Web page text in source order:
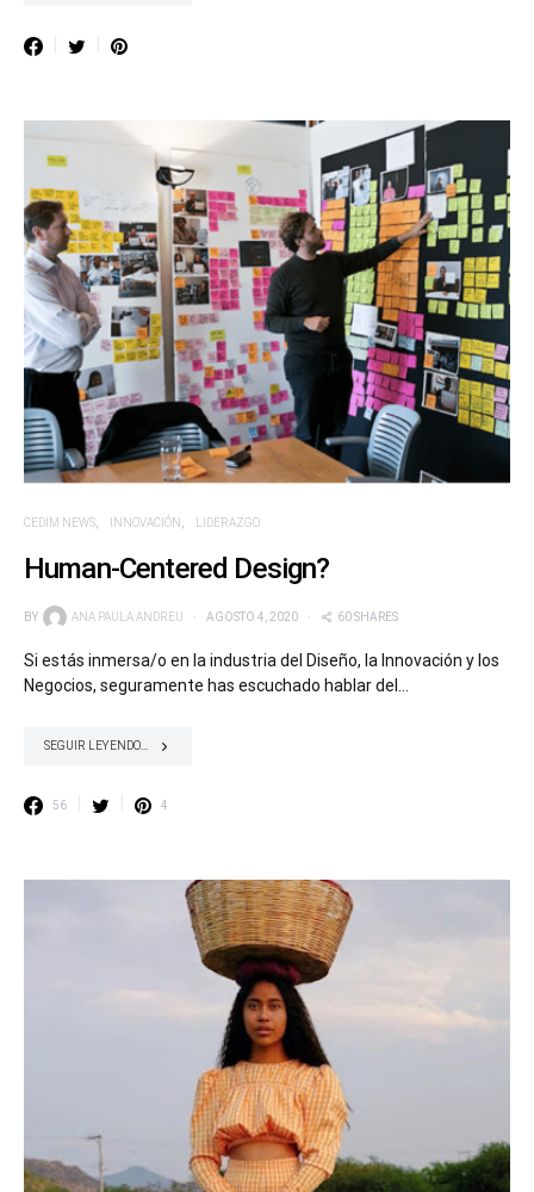
CEDIM NEWS INNOVACIÓN LIDERAZGO
Human-Centered Design?
BY ANA PAULA ANDREU AGOSTO 4, 2020 60 SHARES
Si estás inmersa/o en la industria del Diseño, la Innovación y los
Negocios, seguramente has escuchado hablar del…
SEGUIR LEYENDO...
56 4